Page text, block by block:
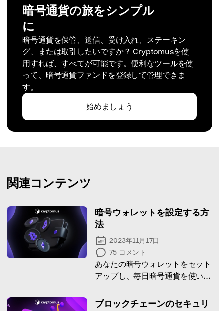
暗号通貨の旅をシンプル
に
暗号通貨を保管、送信、受け入れ、ステーキン
グ、または取引したいですか？ Cryptomusを使
用すれば、すべてが可能です。便利なツールを使
って、暗号通貨ファンドを登録して管理できま
す。
始めましょう
関連コンテンツ
暗号ウォレットを設定する方
法
2023年11月17日
75 コメント
あなたの暗号ウォレットをセット
アップし、毎日暗号通貨を使い始
ブロックチェーンのセキュリ